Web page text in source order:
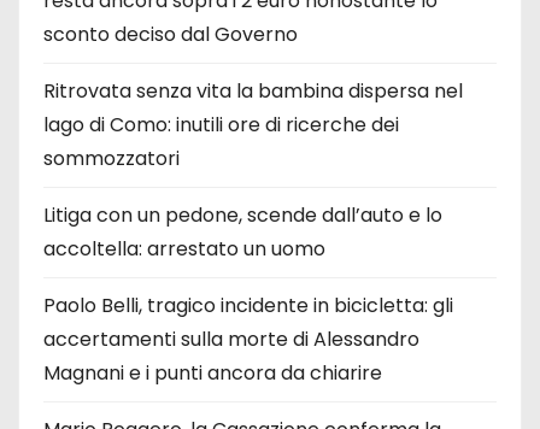
sconto deciso dal Governo
Ritrovata senza vita la bambina dispersa nel
lago di Como: inutili ore di ricerche dei
sommozzatori
Litiga con un pedone, scende dall’auto e lo
accoltella: arrestato un uomo
Paolo Belli, tragico incidente in bicicletta: gli
accertamenti sulla morte di Alessandro
Magnani e i punti ancora da chiarire